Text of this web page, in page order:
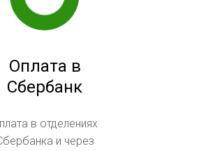
Оплата в
Сбербанк
в отделениях
и через